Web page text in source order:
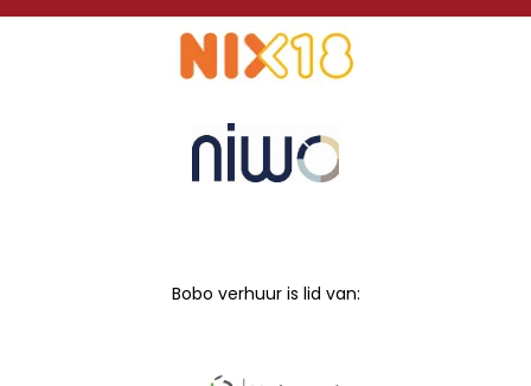
Bobo verhuur is lid van: